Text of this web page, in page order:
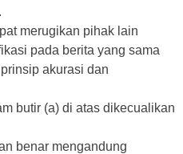
merugikan pihak lain
pada berita yang sama
akurasi dan
butir (a) di atas dikecualikan
benar mengandung